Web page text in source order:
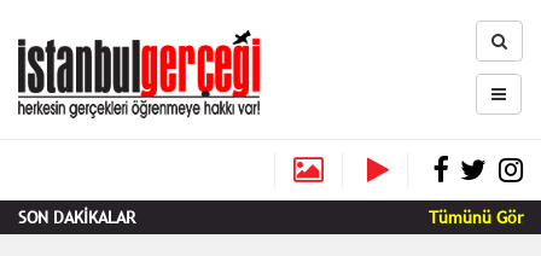
SON DAKİKALAR Tümünü Gör